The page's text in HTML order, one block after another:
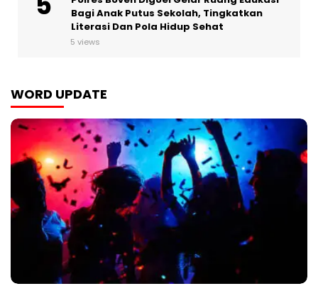
Bagi Anak Putus Sekolah, Tingkatkan
Literasi Dan Pola Hidup Sehat
5 views
WORD UPDATE